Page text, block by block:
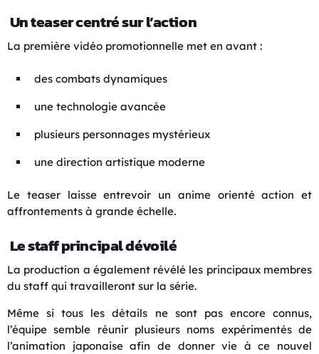
Un teaser centré sur l’action
La première vidéo promotionnelle met en avant :
des combats dynamiques
une technologie avancée
plusieurs personnages mystérieux
une direction artistique moderne
Le teaser laisse entrevoir un anime orienté action et
affrontements à grande échelle.
Le staff principal dévoilé
La production a également révélé les principaux membres
du staff qui travailleront sur la série.
Même si tous les détails ne sont pas encore connus,
l’équipe semble réunir plusieurs noms expérimentés de
l’animation japonaise afin de donner vie à ce nouvel